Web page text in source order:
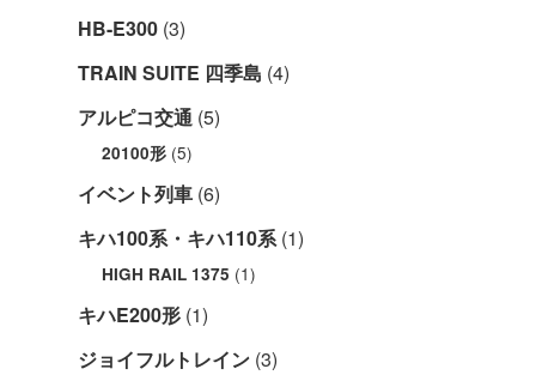
HB-E300 (3)
TRAIN SUITE 四季島 (4)
アルピコ交通 (5)
20100形 (5)
イベント列車 (6)
キハ100系・キハ110系(1)
HIGH RAIL 1375 (1)
キハE200形 (1)
ジョイフルトレイン (3)